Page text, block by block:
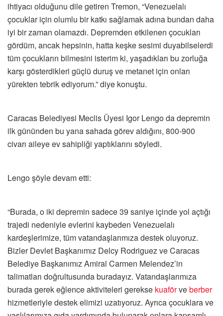
ihtiyacı olduğunu dile getiren Tremon, “Venezuelalı
çocuklar için olumlu bir katkı sağlamak adına bundan daha
iyi bir zaman olamazdı. Depremden etkilenen çocukları
gördüm, ancak hepsinin, hatta keşke sesimi duyabilselerdi
tüm çocukların bilmesini isterim ki, yaşadıkları bu zorluğa
karşı gösterdikleri güçlü duruş ve metanet için onları
yürekten tebrik ediyorum.” diye konuştu.
Caracas Belediyesi Meclis Üyesi Igor Lengo da depremin
ilk gününden bu yana sahada görev aldığını, 800-900
civarı aileye ev sahipliği yaptıklarını söyledi.
Lengo şöyle devam etti:
“Burada, o iki depremin sadece 39 saniye içinde yol açtığı
trajedi nedeniyle evlerini kaybeden Venezuelalı
kardeşlerimize, tüm vatandaşlarımıza destek oluyoruz.
Bizler Devlet Başkanımız Delcy Rodriguez ve Caracas
Belediye Başkanımız Amiral Carmen Melendez’in
talimatları doğrultusunda buradayız. Vatandaşlarımıza
burada gerek eğlence aktiviteleri gerekse kuaförveberber
hizmetleriyle destek elimizi uzatıyoruz. Ayrıca çocuklara ve